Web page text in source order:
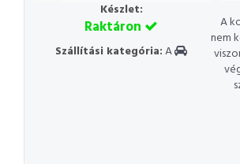
Készlet:
Raktáron
Szállítási kategória:A
A
nem